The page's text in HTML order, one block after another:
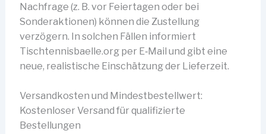
Nachfrage (z. B. vor Feiertagen oder bei
Sonderaktionen) können die Zustellung
verzögern. In solchen Fällen informiert
Tischtennisbaelle.org per E‑Mail und gibt eine
neue, realistische Einschätzung der Lieferzeit.
Versandkosten und Mindestbestellwert:
Kostenloser Versand für qualifizierte
Bestellungen